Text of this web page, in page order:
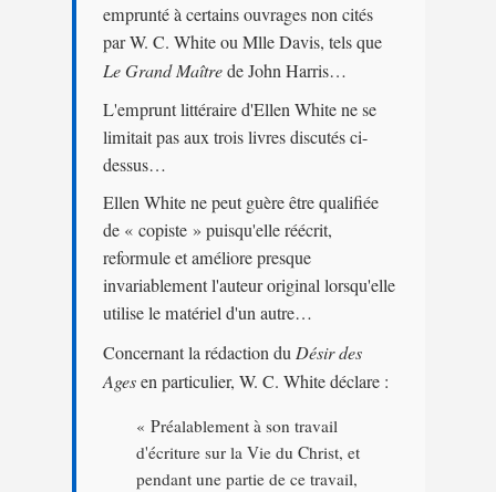
emprunté à certains ouvrages non cités
par W. C. White ou Mlle Davis, tels que
Le Grand Maîtrede John Harris…
L'emprunt littéraire d'Ellen White ne se
limitait pas aux trois livres discutés ci-
dessus…
Ellen White ne peut guère être qualifiée
de « copiste » puisqu'elle réécrit,
reformule et améliore presque
invariablement l'auteur original lorsqu'elle
utilise le matériel d'un autre…
Concernant la rédaction du Désir des
Agesen particulier, W. C. White déclare :
« Préalablement à son travail
d'écriture sur la Vie du Christ, et
pendant une partie de ce travail,